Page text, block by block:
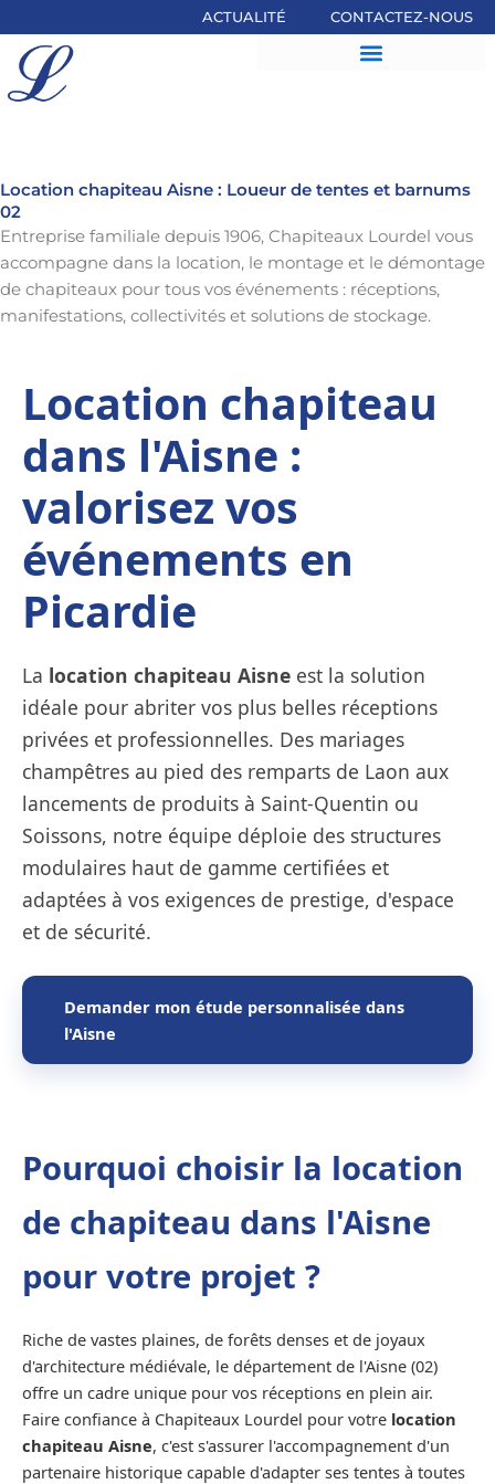
au
contenu
ACTUALITÉ CONTACTEZ-NOUS
Location chapiteau Aisne : Loueur de tentes et barnums
02
Entreprise familiale depuis 1906, Chapiteaux Lourdel vous
accompagne dans la location, le montage et le démontage
de chapiteaux pour tous vos événements : réceptions,
manifestations, collectivités et solutions de stockage.
Location chapiteau
dans l'Aisne :
valorisez vos
événements en
Picardie
La location chapiteau Aisne est la solution
idéale pour abriter vos plus belles réceptions
privées et professionnelles. Des mariages
champêtres au pied des remparts de Laon aux
lancements de produits à Saint-Quentin ou
Soissons, notre équipe déploie des structures
modulaires haut de gamme certifiées et
adaptées à vos exigences de prestige, d'espace
et de sécurité.
Demander mon étude personnalisée dans
l'Aisne
Pourquoi choisir la location
de chapiteau dans l'Aisne
pour votre projet ?
Riche de vastes plaines, de forêts denses et de joyaux
d'architecture médiévale, le département de l'Aisne (02)
offre un cadre unique pour vos réceptions en plein air.
Faire confiance à Chapiteaux Lourdel pour votre location
chapiteau Aisne, c'est s'assurer l'accompagnement d'un
partenaire historique capable d'adapter ses tentes à toutes